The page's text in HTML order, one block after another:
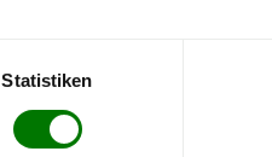
Statistiken